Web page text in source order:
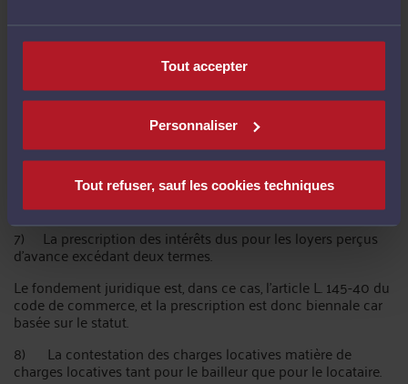
Tout accepter
Personnaliser
Tout refuser, sauf les cookies techniques
d'éviction, il peut rétracter cette offre dans les deux ans à
compter de la date à laquelle il a connaissance d'une
infraction suffisamment grave et légitime pour être privative
de ladite indemnité (Civ. 3e, 9 nov. 2017, n° 16-23.120)
6) Les actions en répétition de l'indu visant une clause du
Elles ne sont pas soumises à la prescription quinquennale
fondement non pas dans le statut, mais dans le contrat de
bail (clauses de charges, d'indexation, etc.).
7) La prescription des intérêts dus pour les loyers perçus
d'avance excédant deux termes.
Le fondement juridique est, dans ce cas, l'article L. 145-40 du
code de commerce, et la prescription est donc biennale car
basée sur le statut.
8) La contestation des charges locatives matière de
charges locatives tant pour le bailleur que pour le locataire.